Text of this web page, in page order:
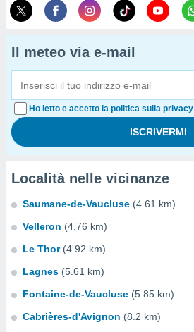
Il meteo via e-mail
Ho letto e accetto la politica sulla privacy
Località nelle vicinanze
Saumane-de-Vaucluse (4.61 km)
Velleron (4.76 km)
Le Thor (4.92 km)
Lagnes (5.61 km)
Fontaine-de-Vaucluse (5.85 km)
Cabrières-d'Avignon (8.2 km)